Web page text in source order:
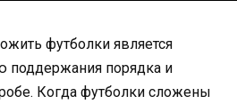
футболки является
поддержания порядка и
Когда футболки сложены